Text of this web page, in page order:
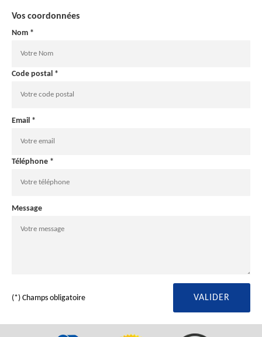
Vos coordonnées
Nom *
Code postal *
Email *
Téléphone *
Message
(*) Champs obligatoire